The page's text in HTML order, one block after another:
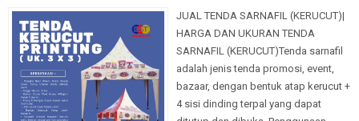
JUAL TENDA SARNAFIL (KERUCUT)|
HARGA DAN UKURAN TENDA
SARNAFIL (KERUCUT)Tenda sarnafil
adalah jenis tenda promosi, event,
bazaar, dengan bentuk atap kerucut +
4 sisi dinding terpal yang dapat